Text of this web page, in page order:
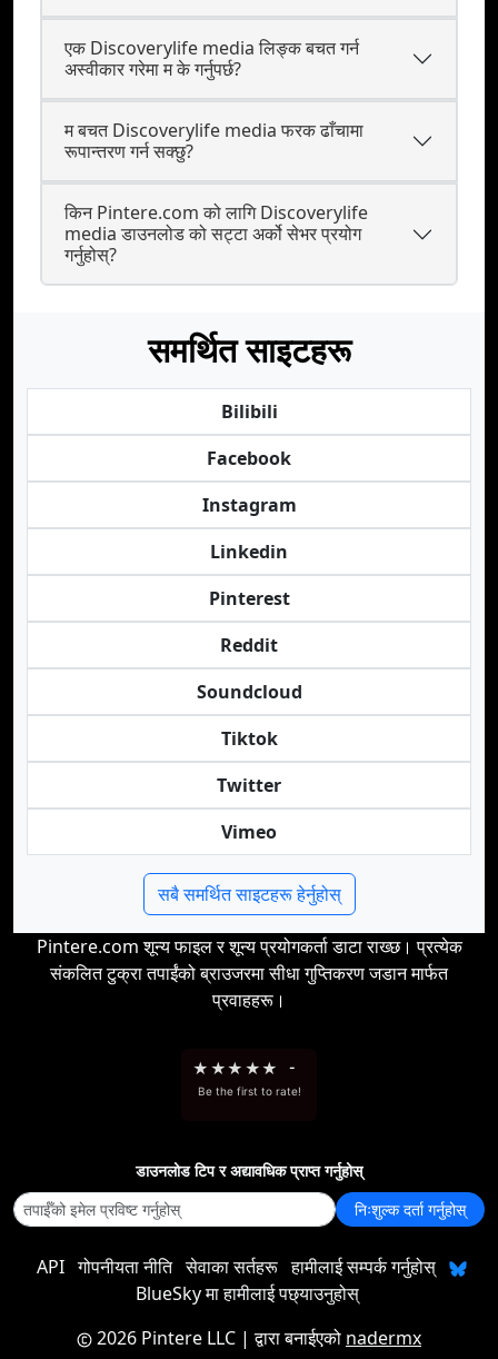
एक Discoverylife media लिङ्क बचत गर्न
अस्वीकार गरेमा म के गर्नुपर्छ?
म बचत Discoverylife media फरक ढाँचामा
रूपान्तरण गर्न सक्छु?
किन Pintere.com को लागि Discoverylife
media डाउनलोड को सट्टा अर्को सेभर प्रयोग
गर्नुहोस्?
समर्थित साइटहरू
Bilibili
Facebook
Instagram
Linkedin
Pinterest
Reddit
Soundcloud
Tiktok
Twitter
Vimeo
सबै समर्थित साइटहरू हेर्नुहोस्
Pintere.com शून्य फाइल र शून्य प्रयोगकर्ता डाटा राख्छ। प्रत्येक
संकलित टुक्रा तपाईंको ब्राउजरमा सीधा गुप्तिकरण जडान मार्फत
प्रवाहहरू।
★ ★★ ★★ -
Be the first to rate!
डाउनलोड टिप र अद्यावधिक प्राप्त गर्नुहोस्
निःशुल्क दर्ता गर्नुहोस्
API गोपनीयता नीति सेवाका सर्तहरू हामीलाई सम्पर्क गर्नुहोस्
BlueSky मा हामीलाई पछ्याउनुहोस्
2026 Pintere LLC | द्वारा बनाईएको nadermx